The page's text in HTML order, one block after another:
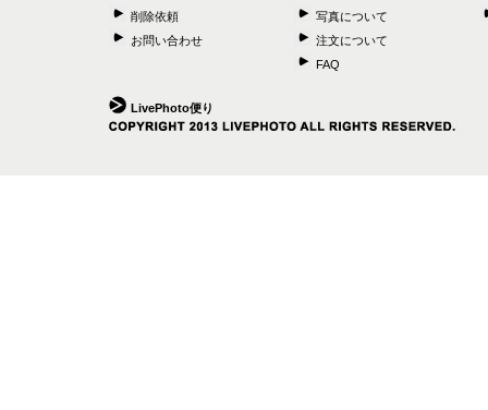
削除依頼
お問い合わせ
LivePhoto便り
写真について
注文について
FAQ